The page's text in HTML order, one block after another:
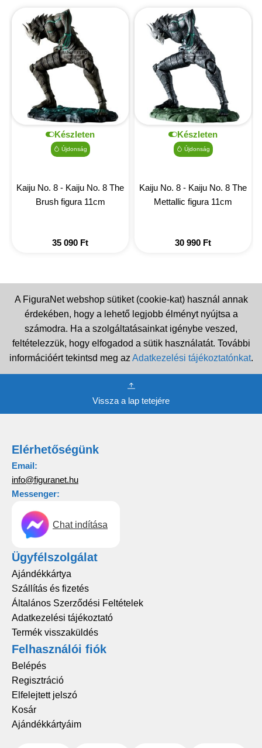
Készleten
Újdonság
Kaiju No. 8 - Kaiju No. 8 The
Brush figura 11cm
35 090 Ft
Készleten
Újdonság
Kaiju No. 8 - Kaiju No. 8 The
Mettallic figura 11cm
30 990 Ft
A FiguraNet webshop sütiket (cookie-kat) használ annak
érdekében, hogy a lehető legjobb élményt nyújtsa a
számodra. Ha a szolgáltatásainkat igénybe veszed,
feltételezzük, hogy elfogadod a sütik használatát. További
információért tekintsd meg az Adatkezelési tájékoztatónkat.
Vissza a lap tetejére
Elérhetőségünk
Email:
info@figuranet.hu
Messenger:
Chat indítása
Ügyfélszolgálat
Ajándékkártya
Szállítás és fizetés
Általános Szerződési Feltételek
Adatkezelési tájékoztató
Termék visszaküldés
Felhasználói fiók
Belépés
Regisztráció
Elfelejtett jelszó
Kosár
Ajándékkártyáim